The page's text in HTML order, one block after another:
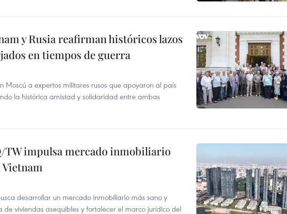
y Rusia reafirman históricos lazos
en tiempos de guerra
Moscú a expertos militares rusos que apoyaron al país
la histórica amistad y solidaridad entre ambas
TW impulsa mercado inmobiliario
Vietnam
desarrollar un mercado inmobiliario más sano y
de viviendas asequibles y fortalecer el marco jurídico del